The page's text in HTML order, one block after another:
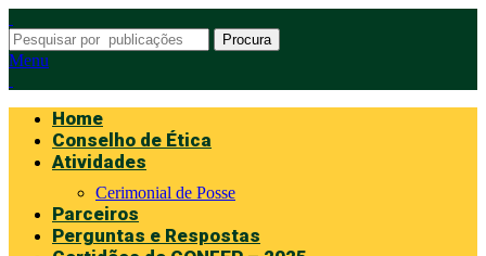
Procura
Menu
Home
Conselho de Ética
Atividades
Cerimonial de Posse
Parceiros
Perguntas e Respostas